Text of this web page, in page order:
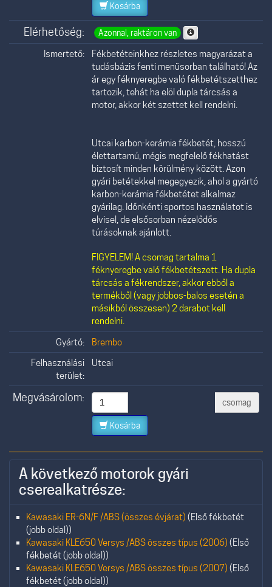
Kosárba
Elérhetőség: Azonnal, raktáron van
Ismertető:
Fékbetéteinkhez részletes magyarázat a
tudásbázis fenti menüsorban található! Az
ár egy féknyeregbe való fékbetétszetthez
tartozik, tehát ha elöl dupla tárcsás a
motor, akkor két szettet kell rendelni.
Utcai karbon-kerámia fékbetét, hosszú
élettartamú, mégis megfelelő fékhatást
biztosít minden körülmény között. Azon
gyári betétekkel megegyezik, ahol a gyártó
karbon-kerámia fékbetétet alkalmaz
gyárilag. Időnkénti sportos használatot is
elvisel, de elsősorban nézelődős
túrásoknak ajánlott.
FIGYELEM! A csomag tartalma 1
féknyeregbe való fékbetétszett. Ha dupla
tárcsás a fékrendszer, akkor ebből a
termékből (vagy jobbos-balos esetén a
másikból összesen) 2 darabot kell
rendelni.
Gyártó:
Brembo
Felhasználási
terület:
Utcai
Megvásárolom: csomag
Kosárba
A következő motorok gyári
cserealkatrésze:
Kawasaki ER-6N/F /ABS (összes évjárat) (Első fékbetét
(jobb oldal))
Kawasaki KLE650 Versys /ABS összes típus (2006) (Első
fékbetét (jobb oldal))
Kawasaki KLE650 Versys /ABS összes típus (2007) (Első
fékbetét (jobb oldal))